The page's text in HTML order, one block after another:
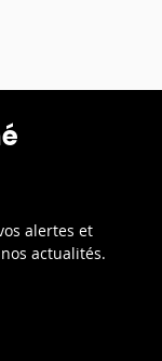
alertes et
actualités.